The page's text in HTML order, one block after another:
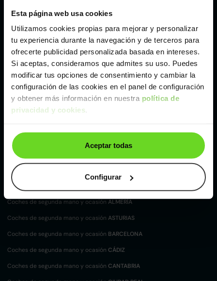
Esta página web usa cookies
Utilizamos cookies propias para mejorar y personalizar
tu experiencia durante la navegación y de terceros para
ofrecerte publicidad personalizada basada en intereses.
Si aceptas, consideramos que admites su uso. Puedes
modificar tus opciones de consentimiento y cambiar la
configuración de las cookies en el panel de configuración
y obtener más información en nuestra política de
privacidad y cookies.
Aceptar todas
Configurar
Valencia
Zaragoza
Ver Citroen Jumper de segunda mano y ocasión
Citroen Jumper de segunda mano y ocasión
Coches de segunda mano y ocasión por
localización
Coches de segunda mano y ocasión
Coches de segunda mano y ocasión
Coches de segunda mano y ocasión ALMERÍA
Coches de segunda mano y ocasión ASTURIAS
Coches de segunda mano y ocasión BARCELONA
Coches de segunda mano y ocasión CÁDIZ
Coches de segunda mano y ocasión CANTABRIA